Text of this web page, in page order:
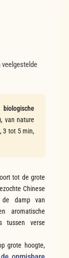
biologische
van nature
3 tot 5 min,
tot de grote
Chinese
damp van
aromatische
tussen verse
grote hoogte,